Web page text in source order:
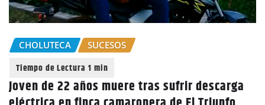
CHOLUTECA SUCESOS
Joven de 22 años muere tras sufrir descarga